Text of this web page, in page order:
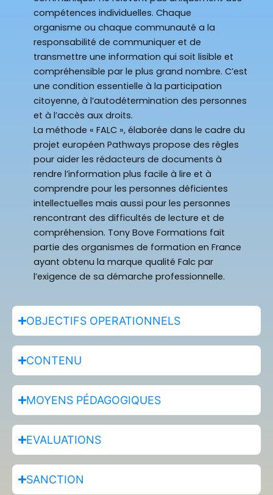
compétences individuelles. Chaque
organisme ou chaque communauté a la
responsabilité de communiquer et de
transmettre une information qui soit lisible et
compréhensible par le plus grand nombre. C’est
une condition essentielle à la participation
citoyenne, à l’autodétermination des personnes
et à l’accès aux droits.
La méthode « FALC », élaborée dans le cadre du
projet européen Pathways propose des règles
pour aider les rédacteurs de documents à
rendre l’information plus facile à lire et à
comprendre pour les personnes déficientes
intellectuelles mais aussi pour les personnes
rencontrant des difficultés de lecture et de
compréhension. Tony Bove Formations fait
partie des organismes de formation en France
ayant obtenu la marque qualité Falc par
l’exigence de sa démarche professionnelle.
OBJECTIFS OPERATIONNELS
CONTENU
MOYENS PÉDAGOGIQUES
EVALUATIONS
SANCTION